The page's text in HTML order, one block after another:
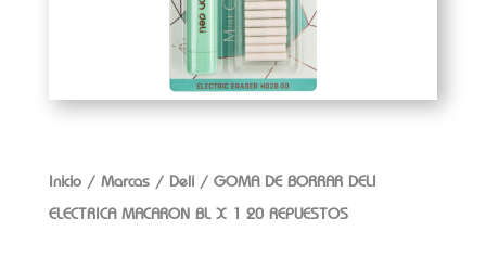
Inicio/ Marcas/ Deli/ GOMA DE BORRAR DELI
ELECTRICA MACARON BL X 1 20 REPUESTOS